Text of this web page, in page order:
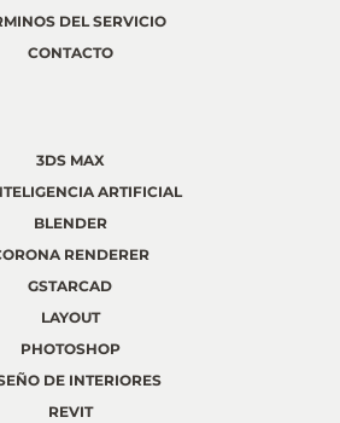
DEL SERVICIO
CONTACTO
3DS MAX
ARTIFICIAL
BLENDER
RENDERER
GSTARCAD
LAYOUT
PHOTOSHOP
DE INTERIORES
REVIT